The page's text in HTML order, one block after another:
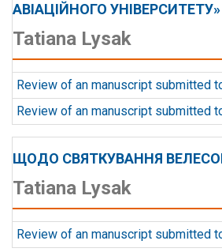
АВІАЦІЙНОГО УНІВЕРСИТЕТУ»
Tatiana Lysak
Review of an manuscript submitted
Review of an manuscript submitted
ЩОДО СВЯТКУВАННЯ
Tatiana Lysak
Review of an manuscript submitted